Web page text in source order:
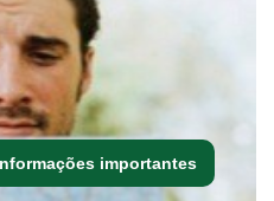
importantes